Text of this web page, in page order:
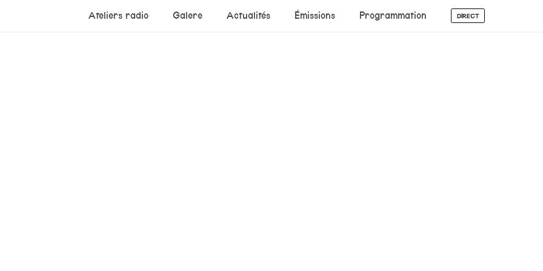
Ateliers radio Galere Actualités Émissions Programmation DIRECT